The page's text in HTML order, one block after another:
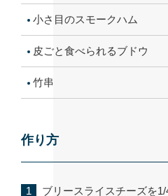
小さ目のスモークハム
皮ごと食べられるブドウ
竹串
作り方
ブリースライスチーズを1/